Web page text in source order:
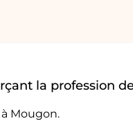
la profession
Mougon.